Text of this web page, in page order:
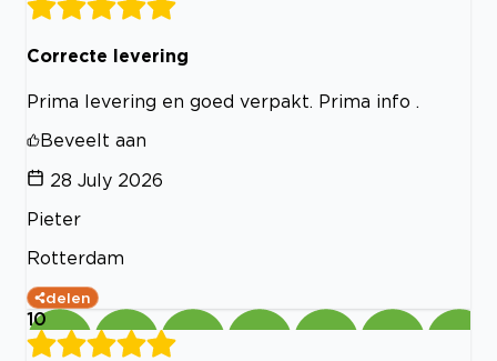
Correcte levering
Prima levering en goed verpakt. Prima info .
Beveelt aan
28 July 2026
Pieter
Rotterdam
delen
10